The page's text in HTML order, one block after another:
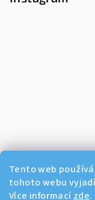
Tento web
tohoto webu
Více informací zde.